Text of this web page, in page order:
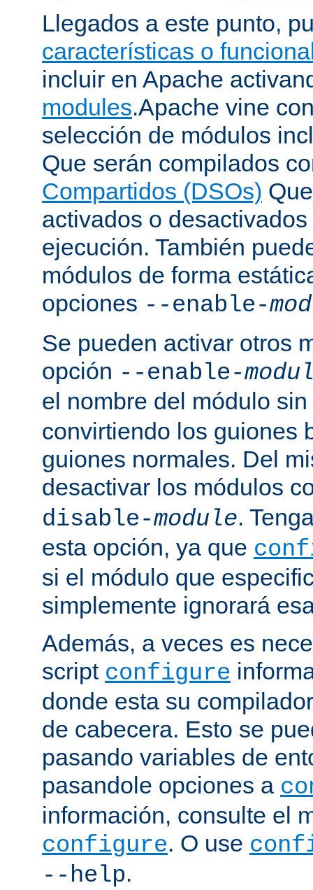
Llegados a este punto,
características o
incluir en Apache
modules.Apache vine
selección de módulos
Que serán compilados
Compartidos (DSOs)
activados o
ejecución. También
módulos de forma
opciones --enable-
Se pueden activar otros
opción --enable-
el nombre del módulo
convirtiendo los guiones
guiones normales. Del
desactivar los módulos
disable-module.
esta opción, ya que
si el módulo que
simplemente ignorará
Además, a veces es
script configure
donde esta su
de cabecera. Esto se
pasando variables de
pasandole opciones a
información, consulte el
configure. O use
--help.